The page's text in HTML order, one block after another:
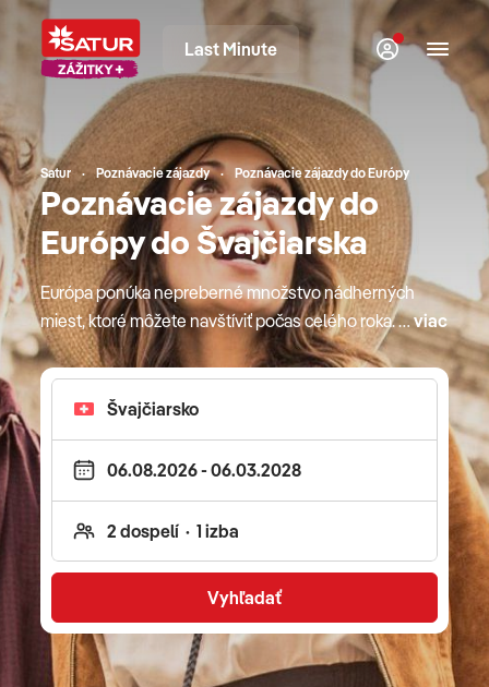
Last Minute
Satur Poznávacie zájazdy Poznávacie zájazdy do Európy
Poznávacie zájazdy do
Európy do Švajčiarska
Európa ponúka nepreberné množstvo nádherných
miest, ktoré môžete navštíviť počas celého roka. Či
už sú to krajiny južnej Európy s poznávacími
zájazdami za miestnymi gurmánskymi špecialitami
a vínom, alebo sever s divokou prírodou, v Európe
je stále čo objavovať. S CK SATUR môžete
cestovať aj za kultúrou, pozrieť si môžete napríklad
bohatú ponuku poznávacích zájazdov pre deti -
vidieť môžete napríklad safari, Disneyland v Paríži,
ale aj zábavný park Asterixa a Obelixa.
viac
Vyhľadať